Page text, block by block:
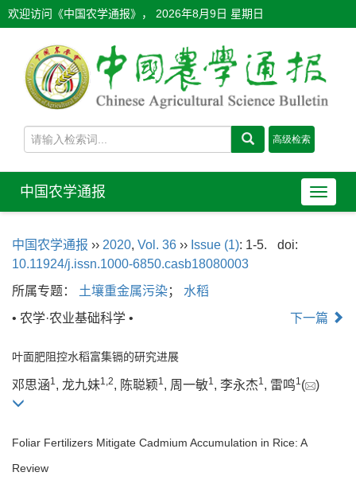
欢迎访问《中国农学通报》， 2026年8月9日 星期日
导
航
中国农学通报
中国农学通报 ›› 2020, Vol. 36 ›› Issue (1): 1-5.
doi:
10.11924/j.issn.1000-6850.casb18080003
所属专题： 土壤重金属污染； 水稻
• 农学·农业基础科学 •
下一篇
叶面肥阻控水稻富集镉的研究进展
邓思涵1, 龙九妹1,2, 陈聪颖1, 周一敏1, 李永杰1, 雷鸣1( )
Foliar Fertilizers Mitigate Cadmium Accumulation in Rice: A
Review